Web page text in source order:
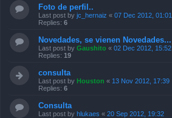
Foto de perfil..
Last post by jc_hernaiz « 07 Dec 2012, 01:01
Replies: 6
Novedades, se vienen Novedades...
Last post by Gaushito « 02 Dec 2012, 15:52
Replies: 19
consulta
Last post by Houston « 13 Nov 2012, 17:39
Replies: 6
Consulta
Last post by hlukaes « 20 Sep 2012, 19:32